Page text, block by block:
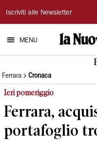
La
Nuova
Ferrara
Iscriviti alle Newsletter
MENU
Ferrara Cronaca
Ieri pomeriggio
Ferrara,
portafoglio